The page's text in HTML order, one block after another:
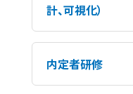
計、可視化）
内定者研修